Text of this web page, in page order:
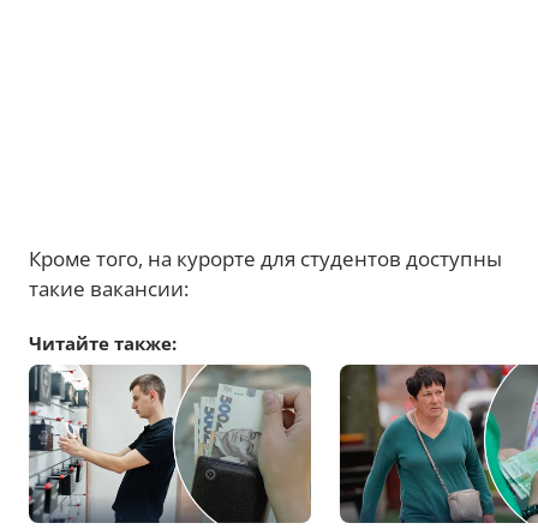
Кроме того, на курорте для студентов доступны
такие вакансии:
Читайте также: